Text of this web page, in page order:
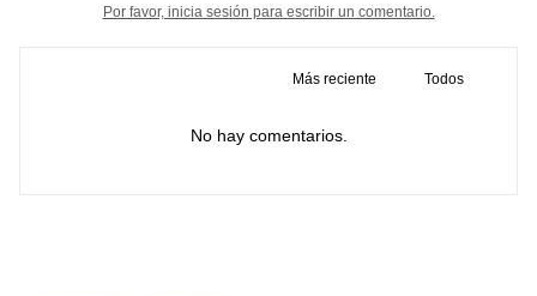
Por favor, inicia sesión para escribir un comentario.
Más reciente Todos
No hay comentarios.